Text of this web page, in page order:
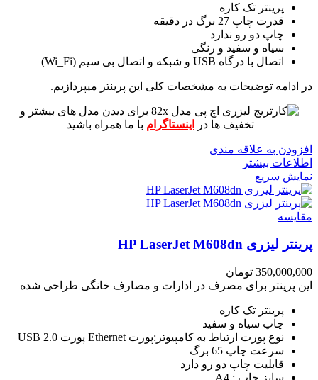
پرینتر تک کاره
قدرت چاپ 27 برگ در دقیقه
چاپ دو رو ندارد
سیاه و سفید و رنگی
اتصال با درگاه USB و شبکه و اتصال بی سیم (Wi_Fi)
در ادامه توضیحات به مشخصات کلی این پرینتر میپردازیم.
برای دیدن مدل های بیشتر و
تخفیف ها در
اینستاگرام با ما همراه باشید
افزودن به علاقه مندی
اطلاعات بیشتر
نمایش سریع
مقايسه
پرینتر لیزری HP LaserJet M608dn
350,000,000 تومان
این پرینتر برای مصرف در ادارات و مصارف خانگی طراحی شده
پرینتر تک کاره
چاپ سیاه و سفید
نوع پورت ارتباط به کامپیوتر:پورت Ethernet پورت USB 2.0
سرعت چاپ 65 برگ
قابلیت چاپ دو رو دارد